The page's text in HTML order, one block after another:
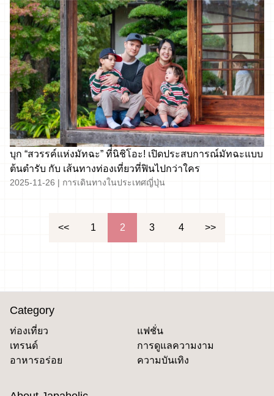
บุก “สวรรค์แห่งมัทฉะ” ที่นิชิโอะ! เปิดประสบการณ์มัทฉะแบบ
ต้นตำรับ กับ เส้นทางท่องเที่ยวที่ฟินไปกว่าใคร
2025-11-26 | การเดินทางในประเทศญี่ปุ่น
<< 1 2 3 4 >>
Category
ท่องเที่ยว
แฟชั่น
เทรนด์
การดูแลความงาม
อาหารอร่อย
ความบันเทิง